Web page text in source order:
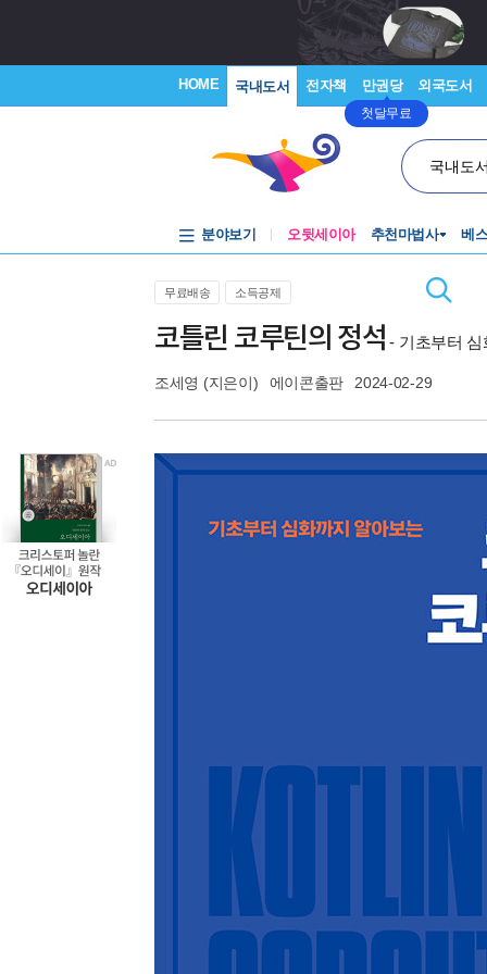
HOME 국내도서 전자책 만권당
첫달무료
외국도서
국내도
분야보기 오뒷세이아 추천마법사 베
무료배송 소득공제
코틀린 코루틴의 정석 - 기초부터
조세영 (지은이) 에이콘출판 2024-02-29